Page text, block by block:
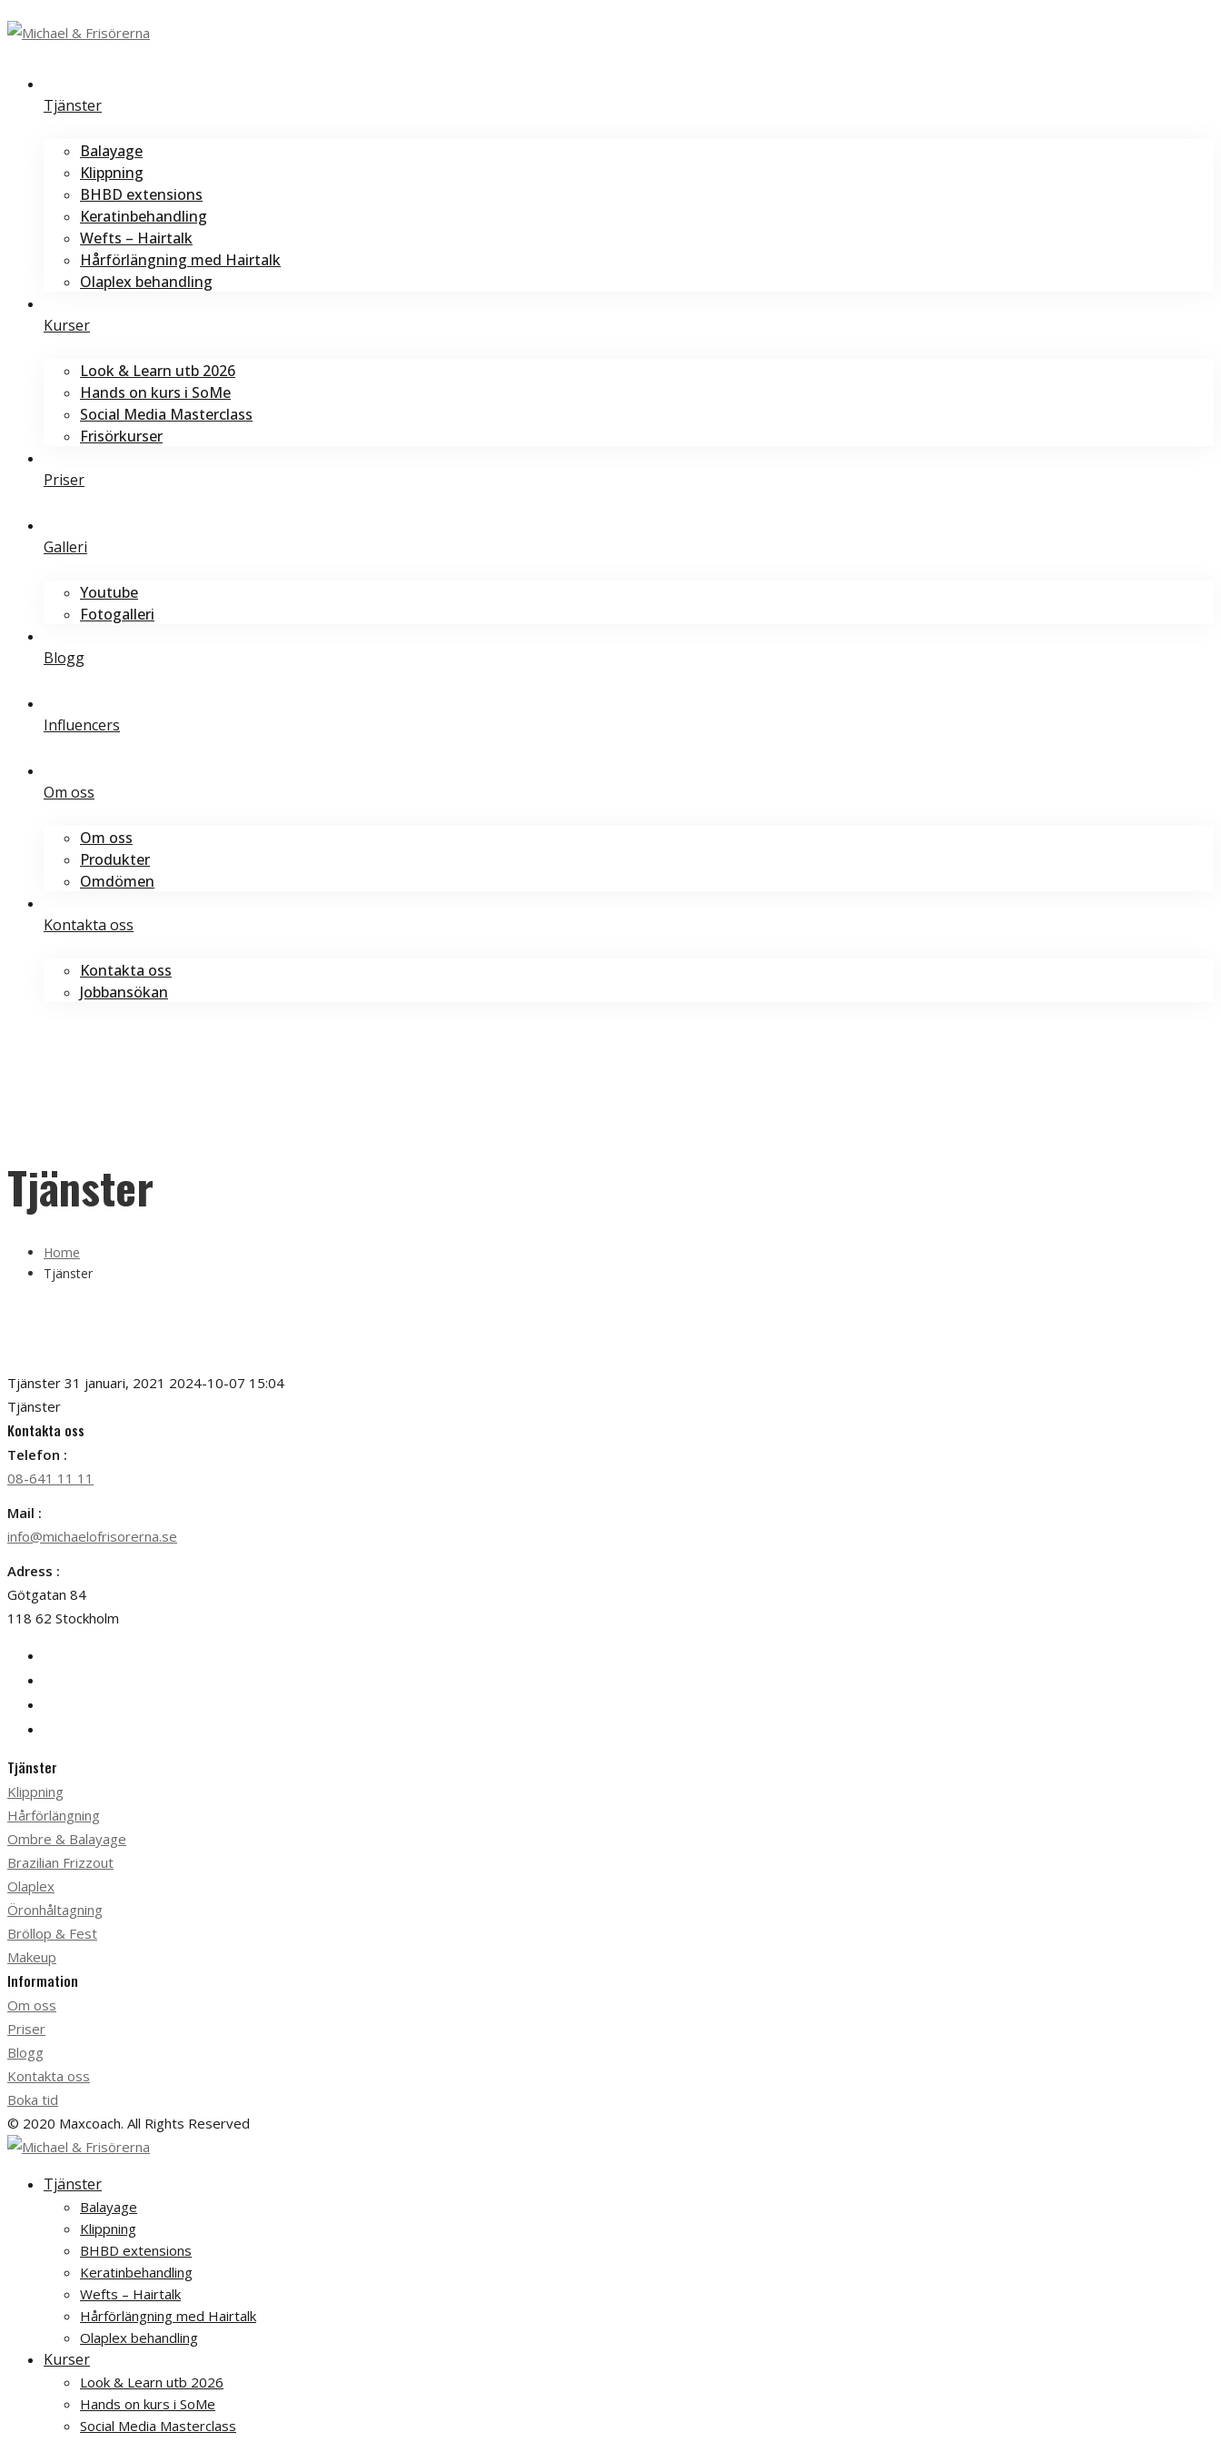
Tjänster
Balayage
Klippning
BHBD extensions
Keratinbehandling
Wefts – Hairtalk
Hårförlängning med Hairtalk
Olaplex behandling
Kurser
Look & Learn utb 2026
Hands on kurs i SoMe
Social Media Masterclass
Frisörkurser
Priser
Galleri
Youtube
Fotogalleri
Blogg
Influencers
Om oss
Om oss
Produkter
Omdömen
Kontakta oss
Kontakta oss
Jobbansökan
Tjänster
Home
Tjänster
Tjänster 31 januari, 2021 2024-10-07 15:04
Tjänster
Kontakta oss
Telefon :
08-641 11 11
Mail :
info@michaelofrisorerna.se
Adress :
Götgatan 84
118 62 Stockholm
Tjänster
Klippning
Hårförlängning
Ombre & Balayage
Brazilian Frizzout
Olaplex
Öronhåltagning
Bröllop & Fest
Makeup
Information
Om oss
Priser
Blogg
Kontakta oss
Boka tid
© 2020 Maxcoach. All Rights Reserved
Tjänster
Balayage
Klippning
BHBD extensions
Keratinbehandling
Wefts – Hairtalk
Hårförlängning med Hairtalk
Olaplex behandling
Kurser
Look & Learn utb 2026
Hands on kurs i SoMe
Social Media Masterclass